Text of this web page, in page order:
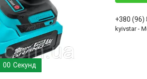
00 Секунд
+380 (96)
kyivstar -